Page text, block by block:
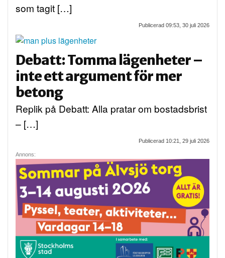
som tagit […]
Publicerad 09:53, 30 juli 2026
Debatt: Tomma lägenheter –
inte ett argument för mer
betong
Replik på Debatt: Alla pratar om bostadsbrist
– […]
Publicerad 10:21, 29 juli 2026
Annons: